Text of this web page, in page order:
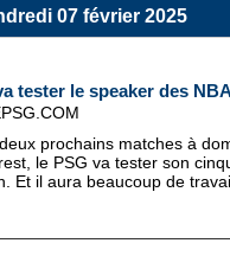
07 février 2025
tester le speaker des
prochains matches à
le PSG va tester son
Et il aura beaucoup de